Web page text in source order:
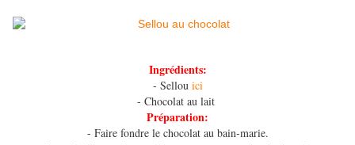
Ingrédients:
- Sellou ici
- Chocolat au lait
Préparation:
- Faire fondre le chocolat au bain-marie.